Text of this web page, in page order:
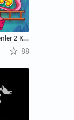
Yılanlar ve Merdivenler 2 Kişilik
88